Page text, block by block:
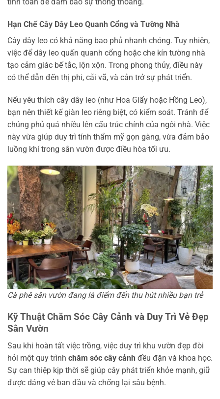
tính toán để đảm bảo sự thông thoáng.
Hạn Chế Cây Dây Leo Quanh Cổng và Tường Nhà
Cây dây leo có khả năng bao phủ nhanh chóng. Tuy nhiên,
việc để dây leo quấn quanh cổng hoặc che kín tường nhà
tạo cảm giác bế tắc, lộn xộn. Trong phong thủy, điều này
có thể dẫn đến thị phi, cãi vã, và cản trở sự phát triển.
Nếu yêu thích cây dây leo (như Hoa Giấy hoặc Hồng Leo),
bạn nên thiết kế giàn leo riêng biệt, có kiểm soát. Tránh để
chúng phủ quá nhiều lên cấu trúc chính của ngôi nhà. Việc
này vừa giúp duy trì tính thẩm mỹ gọn gàng, vừa đảm bảo
luồng khí trong sân vườn được điều hòa tối ưu.
Cà phê sân vườn đang là điểm đến thu hút nhiều bạn trẻ
Kỹ Thuật Chăm Sóc Cây Cảnh và Duy Trì Vẻ Đẹp
Sân Vườn
Sau khi hoàn tất việc trồng, việc duy trì khu vườn đẹp đòi
hỏi một quy trình chăm sóc cây cảnh đều đặn và khoa học.
Sự can thiệp kịp thời sẽ giúp cây phát triển khỏe mạnh, giữ
được dáng vẻ ban đầu và chống lại sâu bệnh.